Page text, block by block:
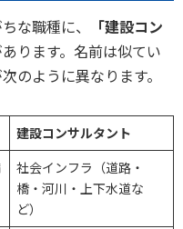
な職種に、
「建設コン
ります。名前は似てい
のように異なります。
建設コンサルタント
社会インフラ（道路・
橋・河川・上下水道な
ど）